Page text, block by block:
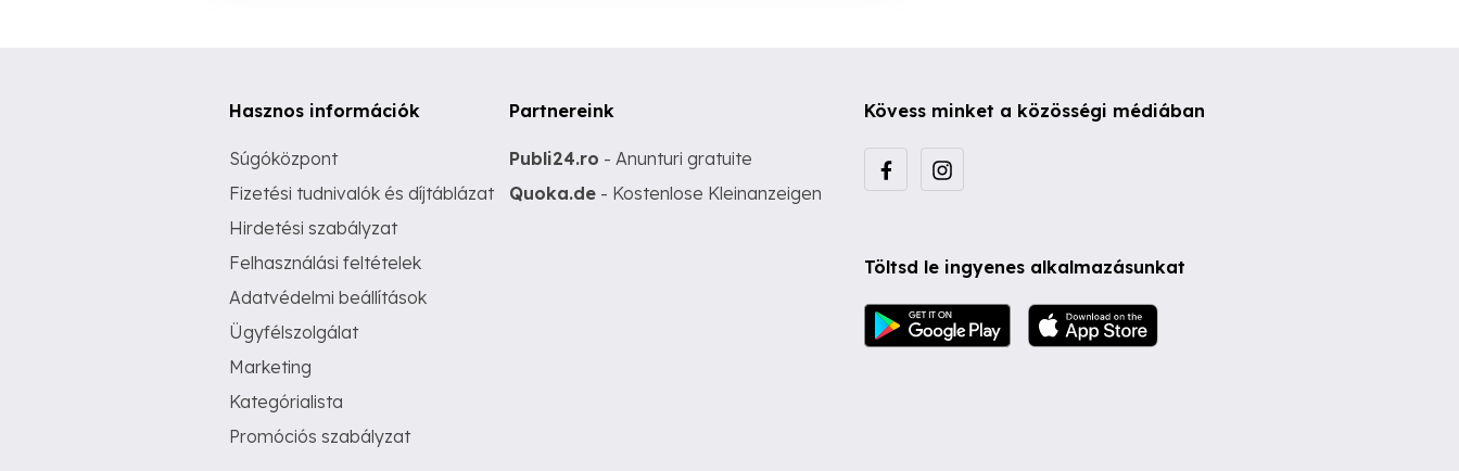
Hasznos információk
Súgóközpont
Fizetési tudnivalók és díjtáblázat
Hirdetési szabályzat
Felhasználási feltételek
Adatvédelmi beállítások
Ügyfélszolgálat
Marketing
Kategórialista
Promóciós szabályzat
Partnereink
Publi24.ro - Anunturi gratuite
Quoka.de - Kostenlose Kleinanzeigen
Kövess minket a közösségi médiában
Töltsd le ingyenes alkalmazásunkat